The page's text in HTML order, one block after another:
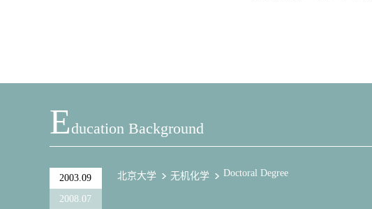
EDucation Background
2003.09
2008.07
北京大学 无机化学 Doctoral Degree